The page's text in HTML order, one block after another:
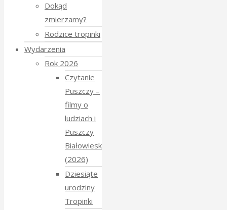
Dokąd
zmierzamy?
Rodzice tropinki
Wydarzenia
Rok 2026
Czytanie
Puszczy –
filmy o
ludziach i
Puszczy
Białowieskiej
(2026)
Dziesiąte
urodziny
Tropinki